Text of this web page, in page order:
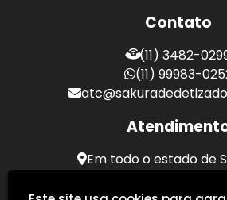
Contato
(11) 3482-
(11) 99983-
Em todo o estado de